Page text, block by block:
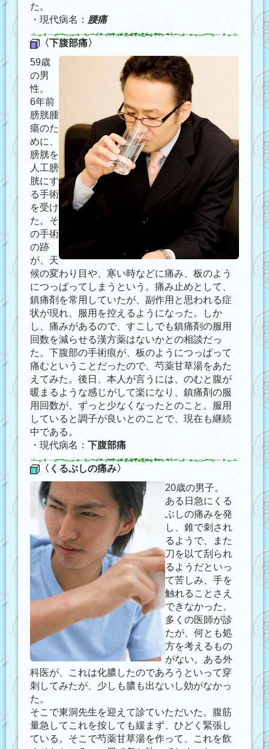
た。
・現代病名： 腰痛
〈下腹部痛〉
59歳
の男
性。
6年前
膀胱腫
瘍のた
めに、
膀胱を
人工膀
胱にす
る手術
を受け
た。そ
の手術
の跡
が、天
候の変わり目や、寒い時などに痛み、板のよう
につっぱってしまうという。痛み止めとして、
鎮痛剤を常用していたが、副作用と思われる症
状が現れ、服用を控えるようになった。しか
し、痛みがあるので、すこしでも鎮痛剤の服用
回数を減らせる漢方薬はないかとの相談だっ
た。下腹部の手術痕が、板のようにつっぱって
痛むということだったので、芍薬甘草湯をあた
えてみた。後日、本人が言うには、のむと腹が
暖まるような感じがして楽になり、鎮痛剤の服
用回数が、ずっと少なくなったとのこと。服用
していると調子が良いとのことで、現在も継続
中である。
・現代病名： 下腹部痛
〈くるぶしの痛み〉
20歳の男子。
ある日急にくる
ぶしの痛みを発
し、錐で刺され
るようで、また
刀を以て刮られ
るようだといっ
て苦しみ、手を
触れることさえ
できなかった。
多くの医師が診
たが、何とも処
方を考えるもの
がない。ある外
科医が、これは化膿したのであろうといって穿
刺してみたが、少しも膿も出ないし効がなかっ
た。
そこで東洞先生を迎えて診ていただいた。腹筋
量急してこれを按しても緩まず、ひどく緊張し
ている。そこで芍薬甘草湯を作って、これを飲